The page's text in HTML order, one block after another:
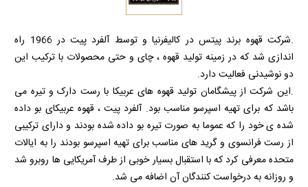
.شرکت قهوه برند پیتس در کالیفرنیا و توسط آلفرد پیت در 1966 راه
اندازی شد که در زمینه تولید قهوه ، چای و حتی محصولات با ترکیب این
دو نوشیدنی فعالیت دارد.
.این شرکت از پیشگامان تولید قهوه های عربیکا با رست دارک و تیره می
باشد که برای تهیه اسپرسو مناسب بود. آلفرد پیت ، قهوه عربیکای بو داده
شده ی خود را که عموما به صورت تیره بو داده شده بودند و دارای ترکیبی
از رست فرانسوی و گرید های مناسب برای تهیه اسپرسو بودند را به ایالات
متحده معرفی کرد که با استقبال بسیار خوبی از طرف آمریکایی ها روبرو شد
و روزانه به درخواست کنندگان آن اضافه می شد.